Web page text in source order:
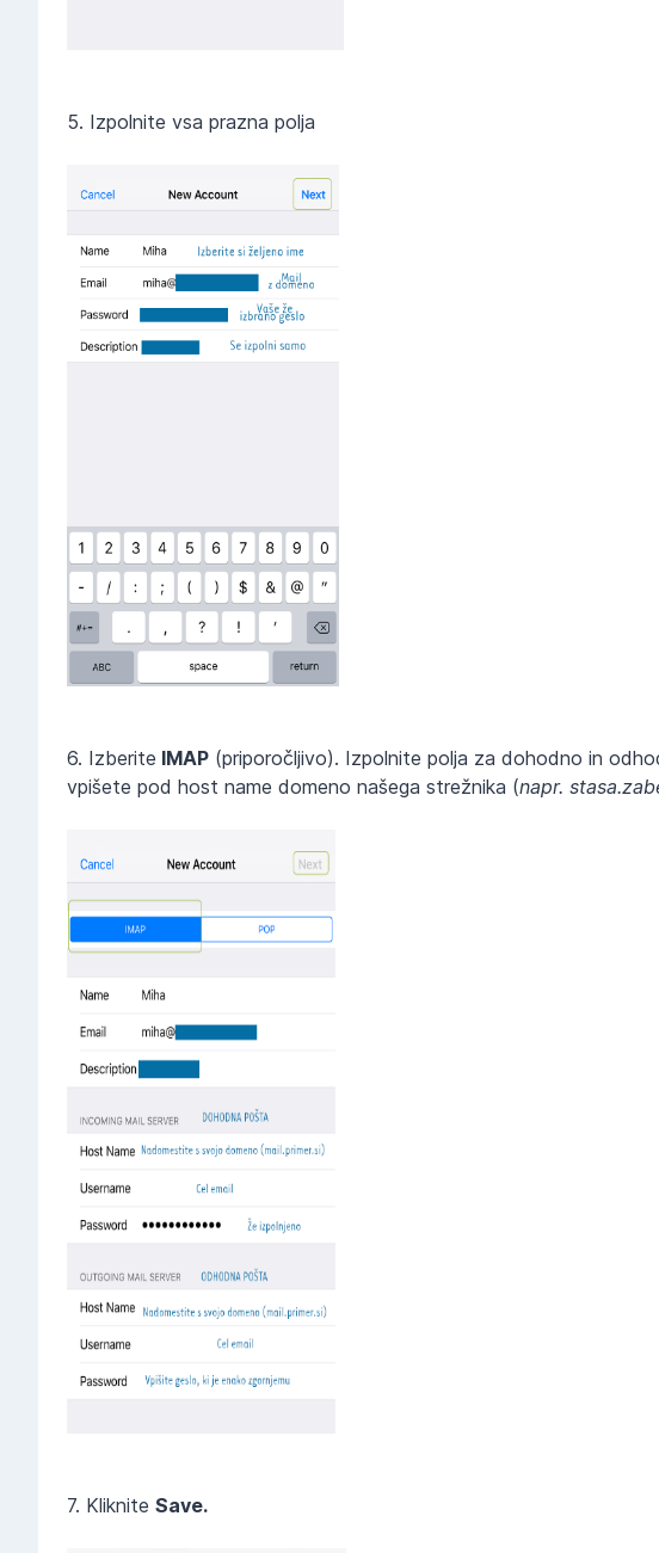
5. Izpolnite vsa prazna polja
6. Izberite IMAP (priporočljivo). Izpolnite polja za dohodno in
vpišete pod host name domeno našega strežnika (napr.
7. Kliknite Save.